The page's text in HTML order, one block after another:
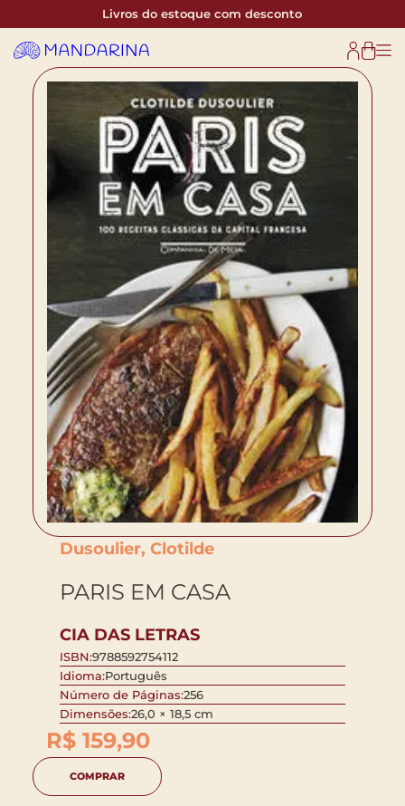
Livros do estoque com desconto
Dusoulier, Clotilde
PARIS EM CASA
CIA DAS LETRAS
ISBN:9788592754112
Idioma:Português
Número de Páginas:256
Dimensões:26,0 × 18,5 cm
R$ 159,90
COMPRAR